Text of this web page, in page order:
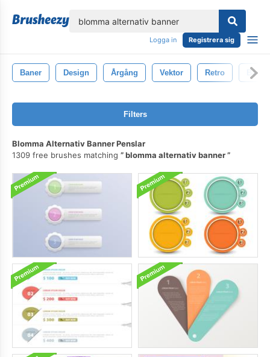
Logga in Registrera sig
Baner Design Årgång Vektor Retro
Filters
Blomma Alternativ Banner Penslar
1309 free brushes matching
blomma alternativ banner